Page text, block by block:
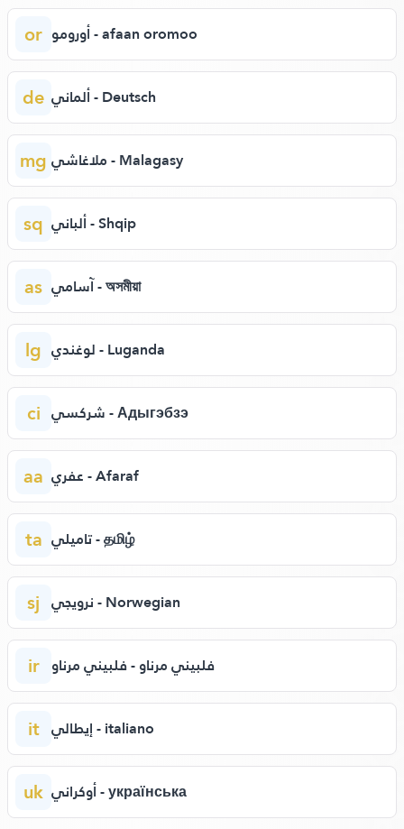
or أورومو - afaan oromoo
de ألماني - Deutsch
mg ملاغاشي - Malagasy
sq ألباني - Shqip
as آسامي - অসমীয়া
lg لوغندي - Luganda
ci شركسي - Адыгэбзэ
aa عفري - Afaraf
ta تاميلي - தமிழ்
sj نرويجي - Norwegian
ir فلبيني مرناو - فلبيني مرناو
it إيطالي - italiano
uk أوكراني - українська